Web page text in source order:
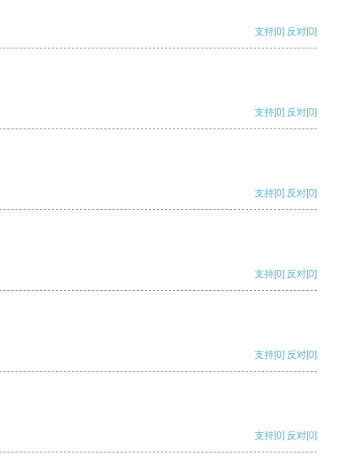
支持[0] 反对[0]
支持[0] 反对[0]
支持[0] 反对[0]
支持[0] 反对[0]
支持[0] 反对[0]
支持[0] 反对[0]